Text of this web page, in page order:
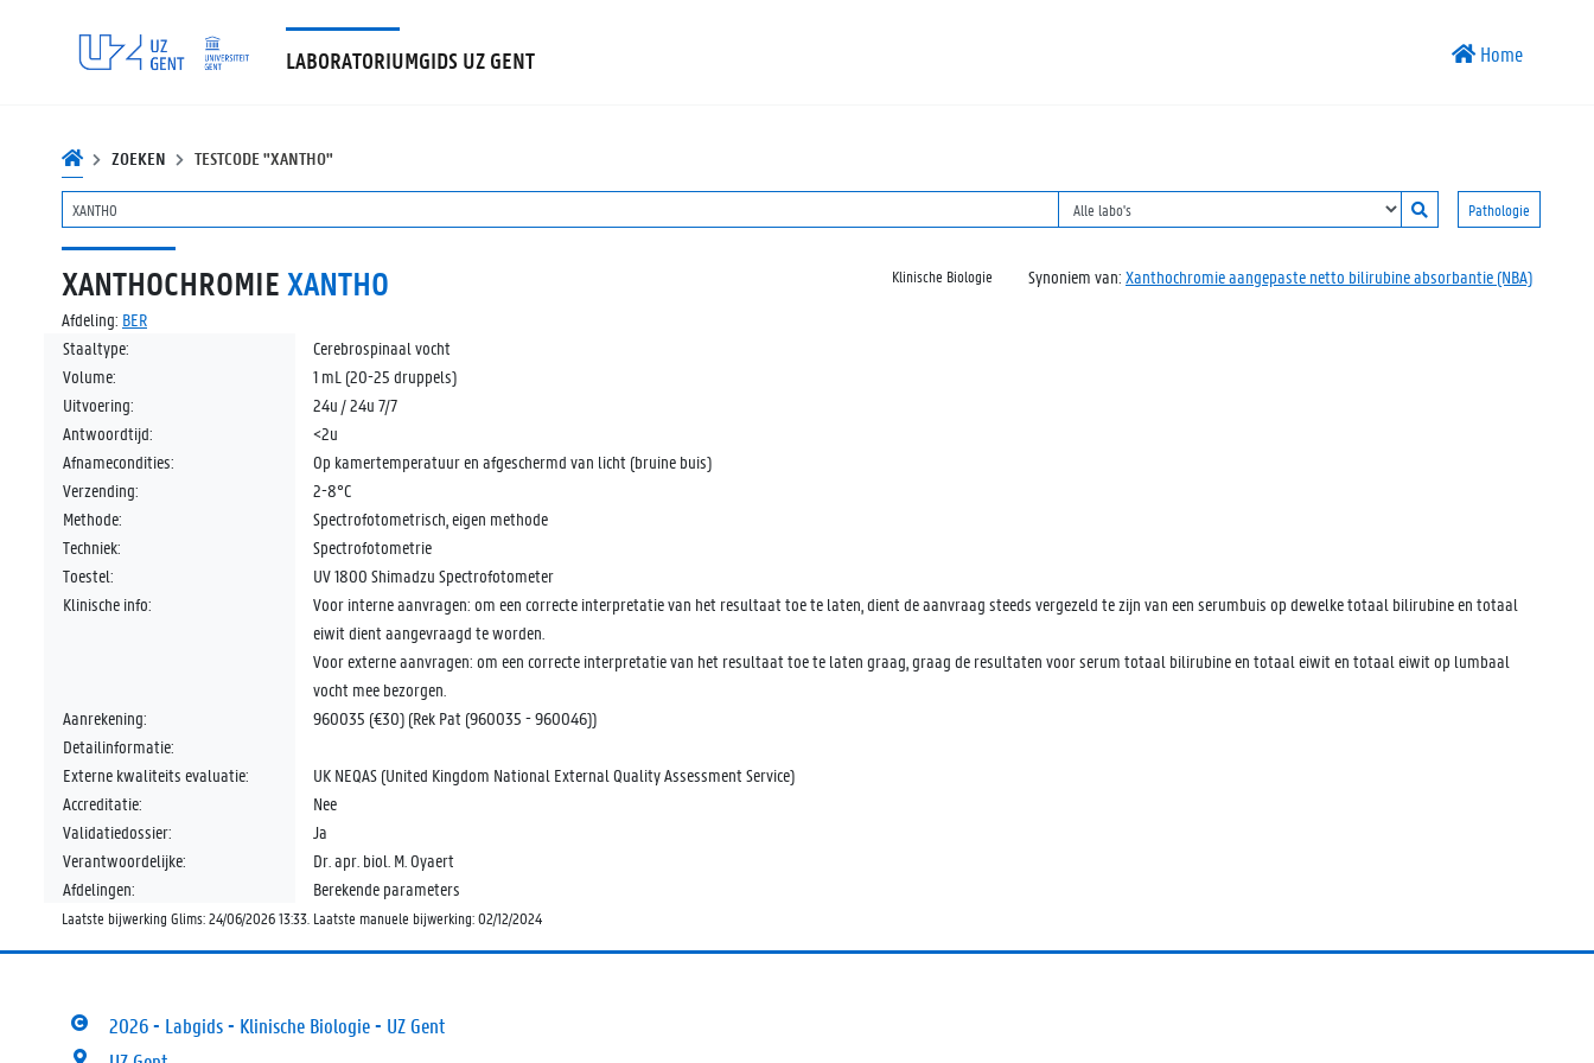
LABORATORIUMGIDS UZ GENT Home
ZOEKEN TESTCODE "XANTHO"
Pathologie
XANTHOCHROMIE XANTHO Klinische Biologie Synoniem van: Xanthochromie aangepaste netto bilirubine absorbantie (NBA)
Afdeling: BER
Staaltype:
Cerebrospinaal vocht
Volume:
1 mL (20-25 druppels)
Uitvoering:
24u / 24u 7/7
Antwoordtijd:
<2u
Afnamecondities:
Op kamertemperatuur en afgeschermd van licht (bruine buis)
Verzending:
2-8°C
Methode:
Spectrofotometrisch, eigen methode
Techniek:
Spectrofotometrie
Toestel:
UV 1800 Shimadzu Spectrofotometer
Klinische info:
Voor interne aanvragen: om een correcte interpretatie van het resultaat toe te laten, dient de aanvraag steeds vergezeld te zijn van een serumbuis op dewelke totaal bilirubine en totaal
eiwit dient aangevraagd te worden.
Voor externe aanvragen: om een correcte interpretatie van het resultaat toe te laten graag, graag de resultaten voor serum totaal bilirubine en totaal eiwit en totaal eiwit op lumbaal
vocht mee bezorgen.
Aanrekening:
960035 (€30) (Rek Pat (960035 - 960046))
Detailinformatie:
Externe kwaliteits evaluatie:
UK NEQAS (United Kingdom National External Quality Assessment Service)
Accreditatie:
Nee
Validatiedossier:
Ja
Verantwoordelijke:
Dr. apr. biol. M. Oyaert
Afdelingen:
Berekende parameters
Laatste bijwerking Glims: 24/06/2026 13:33. Laatste manuele bijwerking: 02/12/2024
2026 - Labgids - Klinische Biologie - UZ Gent